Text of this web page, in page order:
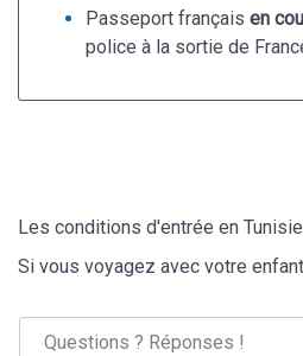
Passeport français en
police à la sortie de
Les conditions d'entrée en
Si vous voyagez avec votre
Questions ? Réponses !